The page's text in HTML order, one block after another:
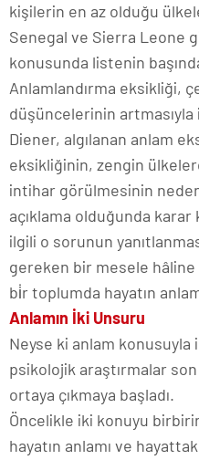
kişilerin en az olduğu
Senegal ve Sierra Leone
konusunda listenin
Anlamlandırma eksikliği,
düşüncelerinin
Diener, algılanan anlam
eksikliğinin, zengin
intihar görülmesinin
açıklama olduğunda karar
ilgili o sorunun
gereken bir mesele
bi̇r toplumda hayatın
Anlamın İki Unsuru
Neyse ki anlam
psikolojik araştırmalar
ortaya çıkmaya başladı.
Öncelikle iki konuyu
hayatın anlamı ve